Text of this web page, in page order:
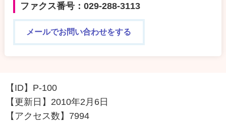
ファクス番号：029-288-3113
メールでお問い合わせをする
【ID】 P-100
【更新日】 2010年2月6日
【アクセス数】 7994